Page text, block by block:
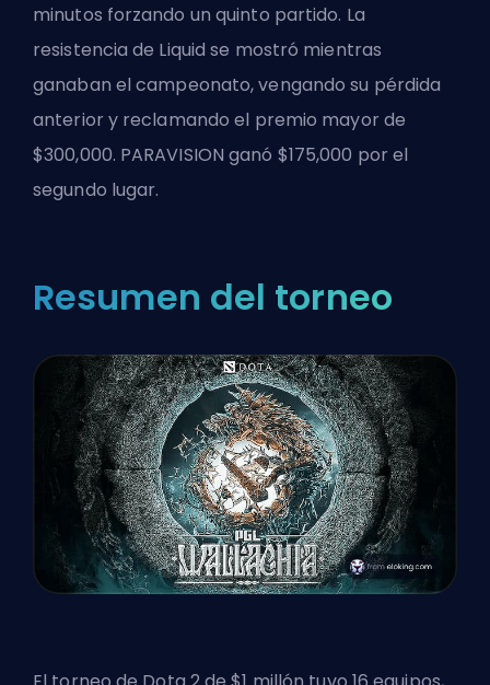
minutos forzando un quinto partido. La
resistencia de Liquid se mostró mientras
ganaban el campeonato, vengando su pérdida
anterior y reclamando el premio mayor de
$300,000. PARAVISION ganó $175,000 por el
segundo lugar.
Resumen del torneo